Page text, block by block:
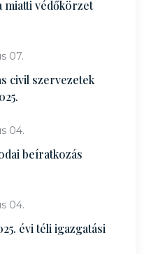
miatti védőkörzet
07.
civil szervezetek
04.
beíratkozás
04.
évi téli igazgatási